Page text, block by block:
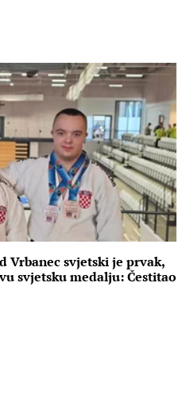
Vrbanec svjetski je prvak,
svjetsku medalju: Čestitao